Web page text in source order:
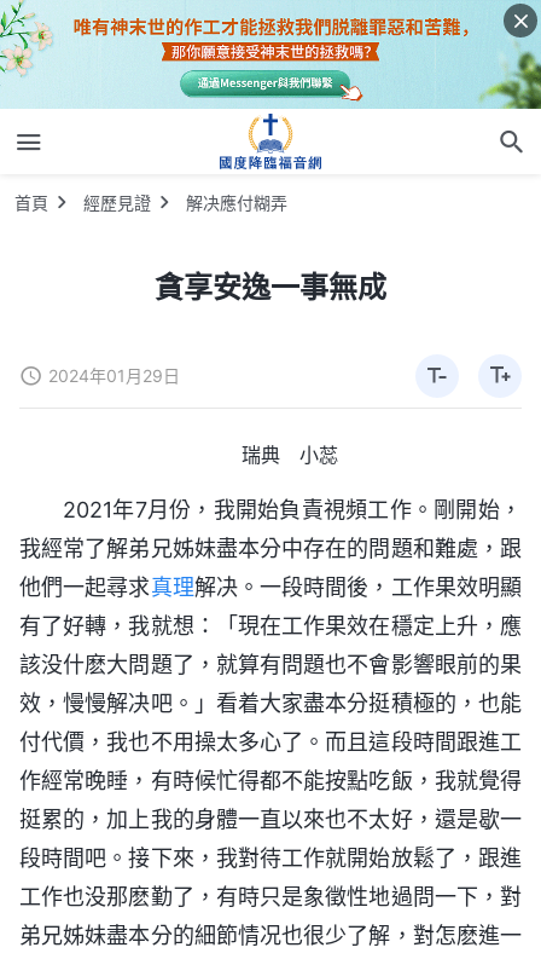
首頁 經歷見證 解决應付糊弄
貪享安逸一事無成
2024年01月29日
瑞典 小蕊
2021年7月份，我開始負責視頻工作。剛開始，
我經常了解弟兄姊妹盡本分中存在的問題和難處，跟
他們一起尋求真理解决。一段時間後，工作果效明顯
有了好轉，我就想：「現在工作果效在穩定上升，應
該没什麽大問題了，就算有問題也不會影響眼前的果
效，慢慢解决吧。」看着大家盡本分挺積極的，也能
付代價，我也不用操太多心了。而且這段時間跟進工
作經常晚睡，有時候忙得都不能按點吃飯，我就覺得
挺累的，加上我的身體一直以來也不太好，還是歇一
段時間吧。接下來，我對待工作就開始放鬆了，跟進
工作也没那麽勤了，有時只是象徵性地過問一下，對
弟兄姊妹盡本分的細節情况也很少了解，對怎麽進一